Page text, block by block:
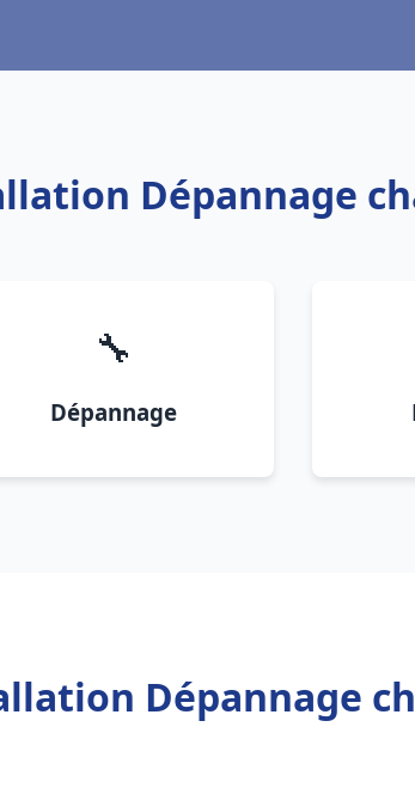
Dépannage
🔧
Dépannage
Dépannage